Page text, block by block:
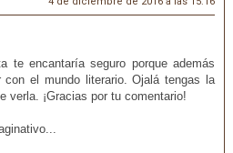
te encantaría seguro porque además
con el mundo literario. Ojalá tengas la
verla. ¡Gracias por tu comentario!